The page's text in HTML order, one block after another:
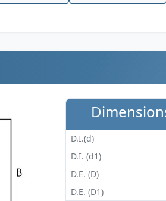
D.I.(d)
D.I. (d1)
D.E. (D)
D.E. (D1)